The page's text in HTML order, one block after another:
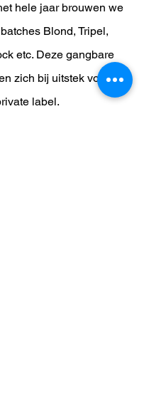
hele jaar brouwen we
Blond, Tripel,
etc. Deze gangbare
zich bij uitstek voor
label.